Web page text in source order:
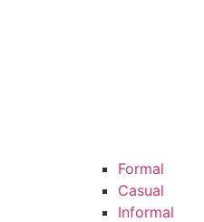
Formal
Casual
Informal